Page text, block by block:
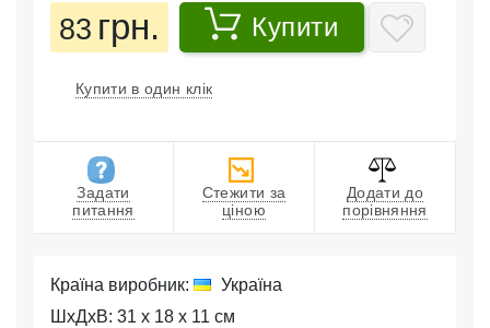
83 грн. Купити
Купити в один клік
Задати
питання
Стежити за
ціною
Додати до
порівняння
Країна виробник:
Україна
ШхДхВ: 31 x 18 x 11 см